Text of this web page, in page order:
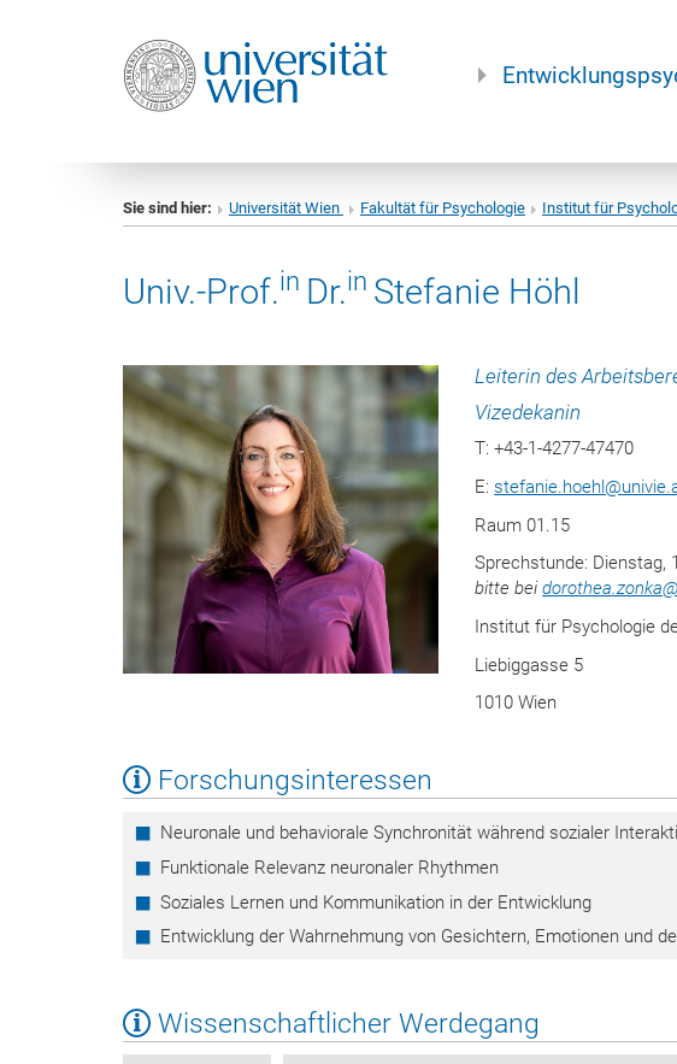
Sie sind hier: Universität Wien Fakultät für Psychologie Institut für
Univ.-Prof.in Dr.in Stefanie Höhl
Leiterin des
Vizedekanin
T: +43-1-4277-47470
E: stefanie.hoehl@
Raum 01.15
Sprechstunde: Dienstag,
bitte beidorothea.zonka@
Institut für Psychologie
Liebiggasse 5
1010 Wien
Forschungsinteressen
Neuronale und behaviorale Synchronität während sozialer
Funktionale Relevanz neuronaler Rhythmen
Soziales Lernen und Kommunikation in der Entwicklung
Entwicklung der Wahrnehmung von Gesichtern, Emotionen und
Wissenschaftlicher Werdegang